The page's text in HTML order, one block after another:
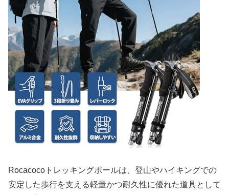
Rocacocoトレッキングポールは、登山やハイキングでの
安定した歩行を支える軽量かつ耐久性に優れた道具として